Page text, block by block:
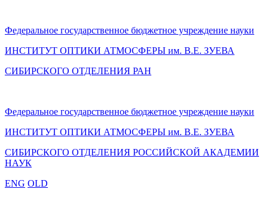
Федеральное государственное бюджетное учреждение науки
ИНСТИТУТ ОПТИКИ АТМОСФЕРЫ им. В.Е. ЗУЕВА
СИБИРСКОГО ОТДЕЛЕНИЯ РАН
Федеральное государственное бюджетное учреждение науки
ИНСТИТУТ ОПТИКИ АТМОСФЕРЫ им. В.Е. ЗУЕВА
СИБИРСКОГО ОТДЕЛЕНИЯ РОССИЙСКОЙ АКАДЕМИИ
НАУК
ENG OLD